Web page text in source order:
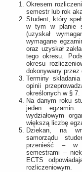
Okresem
semestr lub rok
Student, który
w tym w planie
(uzyskał
wymagane
oraz uzyskał
tego okresu.
okresu
dokonywany przez
Terminy
opinii
określonych w § 7.
Na danym roku
jeden egzamin.
wydziałowym
większą liczbę
Dziekan, na
samorządu
przenieść – w
semestrami –
ECTS
rozliczeniowym.